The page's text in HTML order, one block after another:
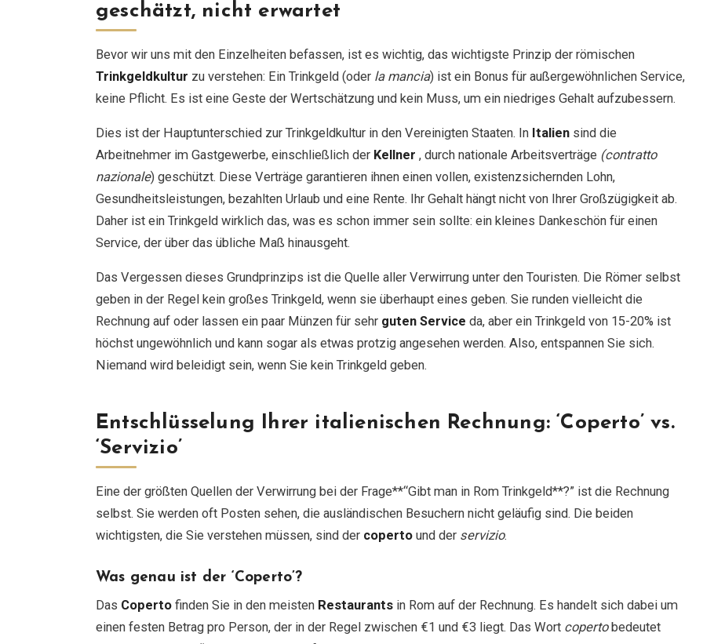
geschätzt, nicht erwartet
Bevor wir uns mit den Einzelheiten befassen, ist es wichtig, das wichtigste Prinzip der römischen
Trinkgeldkultur zu verstehen: Ein Trinkgeld (oder la mancia) ist ein Bonus für außergewöhnlichen Service,
keine Pflicht. Es ist eine Geste der Wertschätzung und kein Muss, um ein niedriges Gehalt aufzubessern.
Dies ist der Hauptunterschied zur Trinkgeldkultur in den Vereinigten Staaten. In Italien sind die
Arbeitnehmer im Gastgewerbe, einschließlich der Kellner , durch nationale Arbeitsverträge (contratto
nazionale) geschützt. Diese Verträge garantieren ihnen einen vollen, existenzsichernden Lohn,
Gesundheitsleistungen, bezahlten Urlaub und eine Rente. Ihr Gehalt hängt nicht von Ihrer Großzügigkeit ab.
Daher ist ein Trinkgeld wirklich das, was es schon immer sein sollte: ein kleines Dankeschön für einen
Service, der über das übliche Maß hinausgeht.
Das Vergessen dieses Grundprinzips ist die Quelle aller Verwirrung unter den Touristen. Die Römer selbst
geben in der Regel kein großes Trinkgeld, wenn sie überhaupt eines geben. Sie runden vielleicht die
Rechnung auf oder lassen ein paar Münzen für sehr guten Service da, aber ein Trinkgeld von 15-20% ist
höchst ungewöhnlich und kann sogar als etwas protzig angesehen werden. Also, entspannen Sie sich.
Niemand wird beleidigt sein, wenn Sie kein Trinkgeld geben.
Entschlüsselung Ihrer italienischen Rechnung: ‘Coperto’ vs.
‘Servizio’
Eine der größten Quellen der Verwirrung bei der Frage**“Gibt man in Rom Trinkgeld**?” ist die Rechnung
selbst. Sie werden oft Posten sehen, die ausländischen Besuchern nicht geläufig sind. Die beiden
wichtigsten, die Sie verstehen müssen, sind der coperto und der servizio.
Was genau ist der ‘Coperto’?
Das Coperto finden Sie in den meisten Restaurants in Rom auf der Rechnung. Es handelt sich dabei um
einen festen Betrag pro Person, der in der Regel zwischen €1 und €3 liegt. Das Wort copertobedeutet